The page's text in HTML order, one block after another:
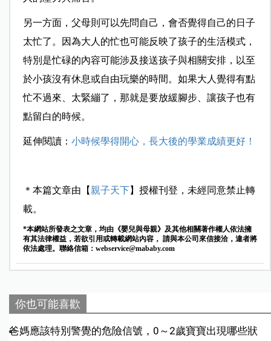
另一方面，父母則可以先問自己，會否覺得自己的日子
太忙了。因為大人的忙也可能反映了孩子的生活模式，
特別是忙碌的內容可能涉及接送孩子與相關安排，以至
於小孩沒有休息或自由玩樂的時間。如果大人覺得有點
忙不過來、太緊繃了，那就是要放緩腳步、讓孩子也有
點留白的時候。
延伸閱讀： 小時候學得開心，長大後的學業成績更好！
＊本篇文章由【 親子天下】授權刊登，未經同意禁止轉
載。
*本網站所發表之文章，均由《嬰兒與母親》及其他相關著作權人依法擁
有其法律權益，若欲引用或轉載網站內容， 請與本公司來信接洽，違者將
依法處理。聯絡信箱： webservice@mababy.com
你也可能喜歡
爸媽應該特別警覺的危險信號，0～2歲寶寶出現哪些狀